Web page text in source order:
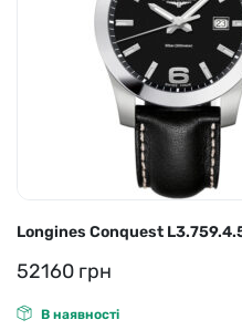
Longines Conquest
52160 грн
В наявності